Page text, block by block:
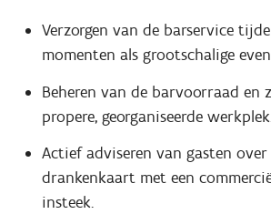
Verzorgen van de barservice
momenten als grootschalige
Beheren van de barvoorraad en
propere, georganiseerde
Actief adviseren van gasten over
drankenkaart met een
insteek.